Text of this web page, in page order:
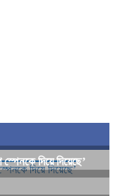
স্পেনকে দিয়ে দিয়েছে’